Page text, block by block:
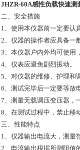
JHZR-60A感性负载快速测
二、安全措施
1、 使用本仪器前一定要认
2、 仪器的操作者应具备一
3、 本仪器户内外均可使用
4、 仪表应避免剧烈振动。
5、 对仪器的维修、护理和
6、 测试完毕后一定要等放
7、 测量无载调压变压器，
8、 在测试过程中，禁止移
三、性能特点
1、 仪器输出电流大， 测量
2、 电流输出根据所测阻值